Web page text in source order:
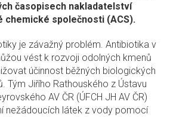
časopisech nakladatelství
chemické společnosti (ACS).
je závažný problém. Antibiotika v
vést k rozvoji odolných kmenů
účinnost běžných biologických
Tým Jiřího Rathouského z Ústavu
AV ČR (ÚFCH JH AV ČR)
nežádoucích látek z vody pomocí